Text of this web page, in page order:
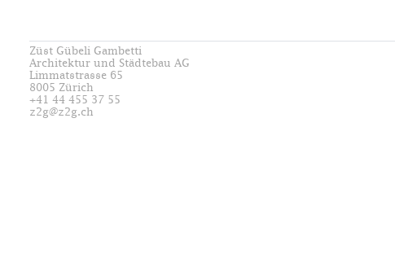
Züst Gübeli Gambetti
Architektur und Städtebau AG
Limmatstrasse 65
8005 Zürich
+41 44 455 37 55
z2g@z2g.ch